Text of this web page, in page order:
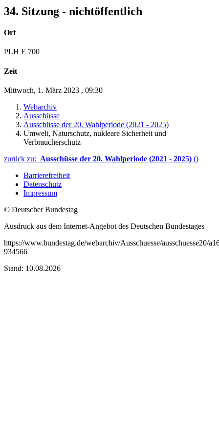
34. Sitzung - nichtöffentlich
Ort
PLH E 700
Zeit
Mittwoch, 1. März 2023 , 09:30
Webarchiv
Ausschüsse
Ausschüsse der 20. Wahlperiode (2021 - 2025)
Umwelt, Naturschutz, nukleare Sicherheit und
Verbraucherschutz
zurück zu: Ausschüsse der 20. Wahlperiode (2021 - 2025) ()
Barrierefreiheit
Datenschutz
Impressum
© Deutscher Bundestag
Ausdruck aus dem Internet-Angebot des Deutschen Bundestages
https://www.bundestag.de/webarchiv/Ausschuesse/ausschuesse20/
934566
Stand: 10.08.2026